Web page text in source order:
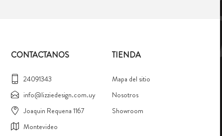
CONTACTANOS
24091343
info@lizziedesign.com.uy
Joaquin Requena 1167
Montevideo
TIENDA
Mapa del sitio
Nosotros
Showroom